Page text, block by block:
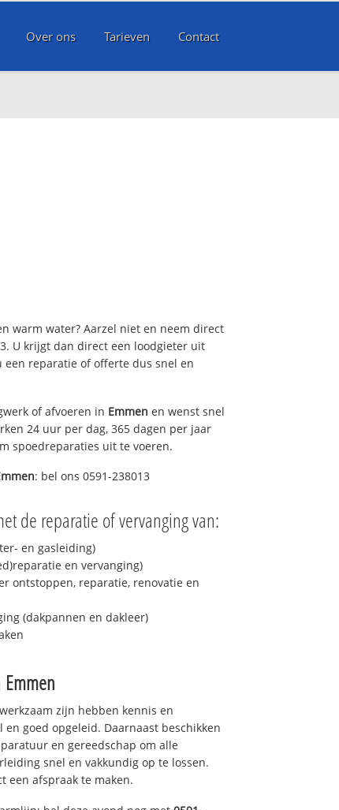
Over ons Tarieven Contact
warm water? Aarzel niet en neem direct
U krijgt dan direct een loodgieter uit
reparatie of offerte dus snel en
of afvoeren in Emmen en wenst snel
24 uur per dag, 365 dagen per jaar
spoedreparaties uit te voeren.
: bel ons 0591-238013
de reparatie of vervanging van:
en gasleiding)
en vervanging)
ontstoppen, reparatie, renovatie en
(dakpannen en dakleer)
Emmen
zijn hebben kennis en
goed opgeleid. Daarnaast beschikken
en gereedschap om alle
snel en vakkundig op te lossen.
een afspraak te maken.